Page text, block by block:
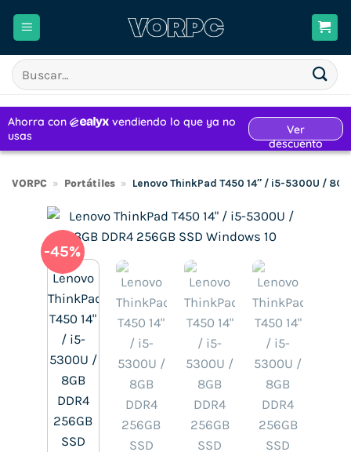
Buscar
por:
VORPC » Portátiles » Lenovo ThinkPad T450 14″ / i5-5300U /
-45%